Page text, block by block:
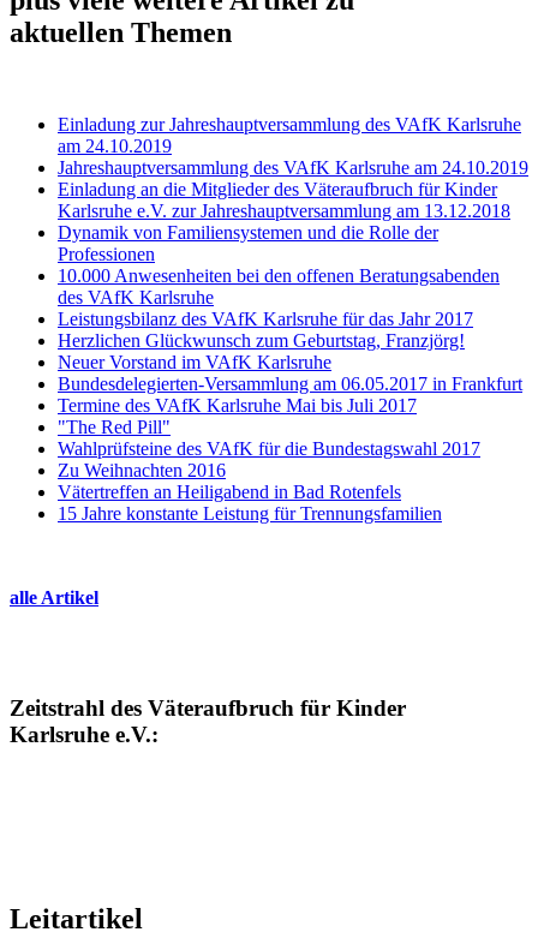
aktuellen Themen
Einladung zur Jahreshauptversammlung des VAfK Karlsruhe
am 24.10.2019
Jahreshauptversammlung des VAfK Karlsruhe am 24.10.2019
Einladung an die Mitglieder des Väteraufbruch für Kinder
Karlsruhe e.V. zur Jahreshauptversammlung am 13.12.2018
Dynamik von Familiensystemen und die Rolle der
Professionen
10.000 Anwesenheiten bei den offenen Beratungsabenden
des VAfK Karlsruhe
Leistungsbilanz des VAfK Karlsruhe für das Jahr 2017
Herzlichen Glückwunsch zum Geburtstag, Franzjörg!
Neuer Vorstand im VAfK Karlsruhe
Bundesdelegierten-Versammlung am 06.05.2017 in Frankfurt
Termine des VAfK Karlsruhe Mai bis Juli 2017
"The Red Pill"
Wahlprüfsteine des VAfK für die Bundestagswahl 2017
Zu Weihnachten 2016
Vätertreffen an Heiligabend in Bad Rotenfels
15 Jahre konstante Leistung für Trennungsfamilien
alle Artikel
Zeitstrahl des Väteraufbruch für Kinder
Karlsruhe e.V.:
Leitartikel